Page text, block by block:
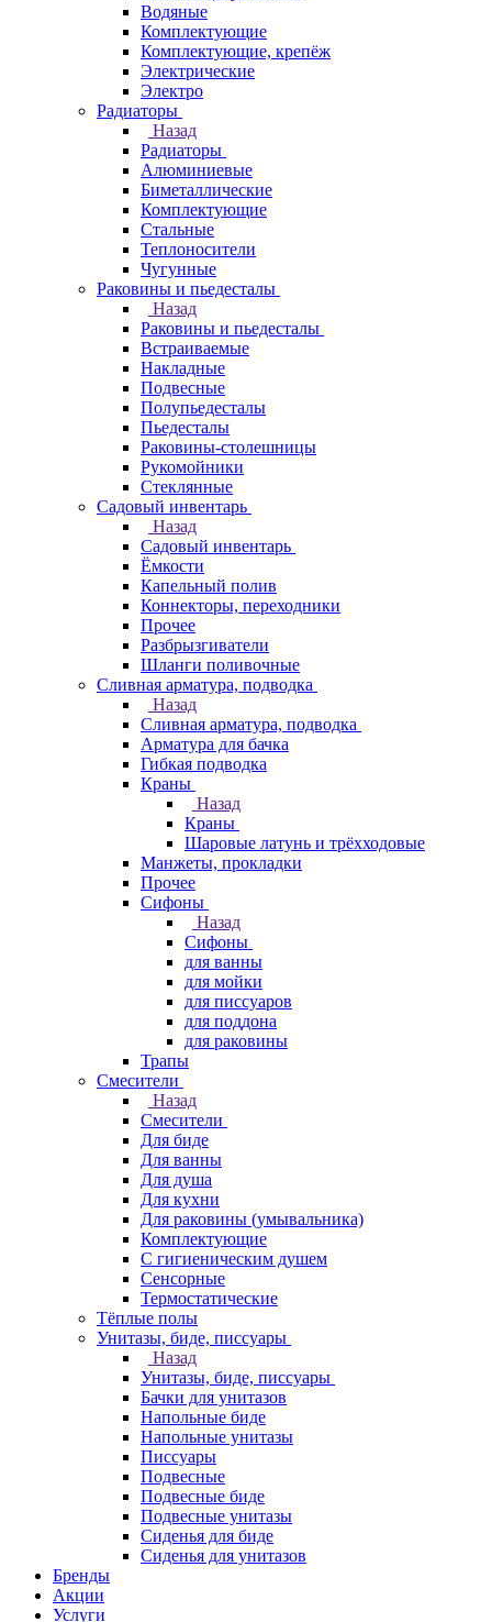
Водяные
Комплектующие
Комплектующие, крепёж
Электрические
Электро
Радиаторы
Назад
Радиаторы
Алюминиевые
Биметаллические
Комплектующие
Стальные
Теплоносители
Чугунные
Раковины и пьедесталы
Назад
Раковины и пьедесталы
Встраиваемые
Накладные
Подвесные
Полупьедесталы
Пьедесталы
Раковины-столешницы
Рукомойники
Стеклянные
Садовый инвентарь
Назад
Садовый инвентарь
Ёмкости
Капельный полив
Коннекторы, переходники
Прочее
Разбрызгиватели
Шланги поливочные
Сливная арматура, подводка
Назад
Сливная арматура, подводка
Арматура для бачка
Гибкая подводка
Краны
Назад
Краны
Шаровые латунь и трёхходовые
Манжеты, прокладки
Прочее
Сифоны
Назад
Сифоны
для ванны
для мойки
для писсуаров
для поддона
для раковины
Трапы
Смесители
Назад
Смесители
Для биде
Для ванны
Для душа
Для кухни
Для раковины (умывальника)
Комплектующие
С гигиеническим душем
Сенсорные
Термостатические
Тёплые полы
Унитазы, биде, писсуары
Назад
Унитазы, биде, писсуары
Бачки для унитазов
Напольные биде
Напольные унитазы
Писсуары
Подвесные
Подвесные биде
Подвесные унитазы
Сиденья для биде
Сиденья для унитазов
Бренды
Акции
Услуги